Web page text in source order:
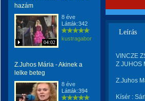
hazám
04:02
8 éve
Látták:342
kustragabor
Z.Juhos Mária - Akinek a
lelke beteg
8 éve
Látták:394
Leírás
VINCZE
Z JUHOS
Z.Juhos
Kísér :